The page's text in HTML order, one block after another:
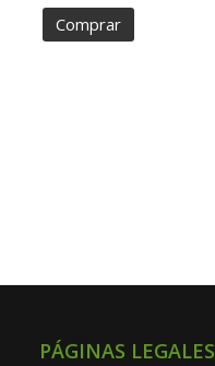
Comprar
PÁGINAS LEGALES